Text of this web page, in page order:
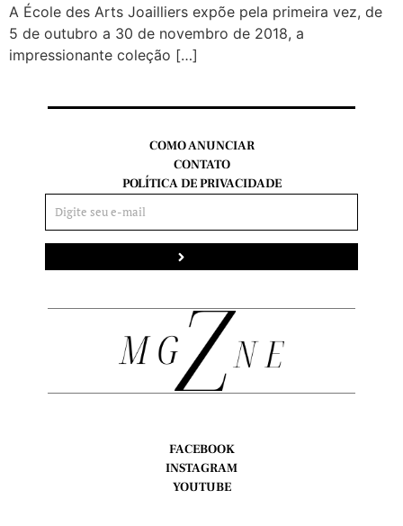
A École des Arts Joailliers expõe pela primeira vez, de
5 de outubro a 30 de novembro de 2018, a
impressionante coleção […]
FACEBOOK
INSTAGRAM
YOUTUBE
COMO ANUNCIAR
CONTATO
POLÍTICA DE PRIVACIDADE